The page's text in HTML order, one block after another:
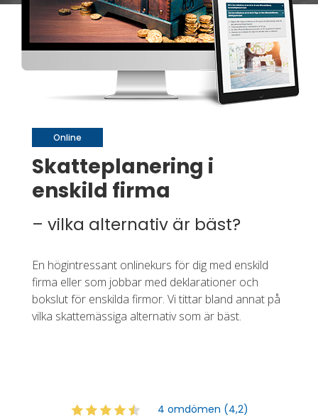
Online
Skatteplanering i
enskild firma
– vilka alternativ är bäst?
En högintressant onlinekurs för dig med enskild
firma eller som jobbar med deklarationer och
bokslut för enskilda firmor. Vi tittar bland annat på
vilka skattemässiga alternativ som är bäst.
4 omdömen (4,2)